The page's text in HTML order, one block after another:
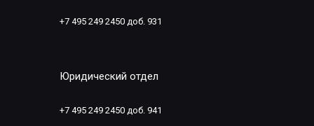
+7 495 249 2450 доб. 931
Юридический отдел
+7 495 249 2450 доб. 941